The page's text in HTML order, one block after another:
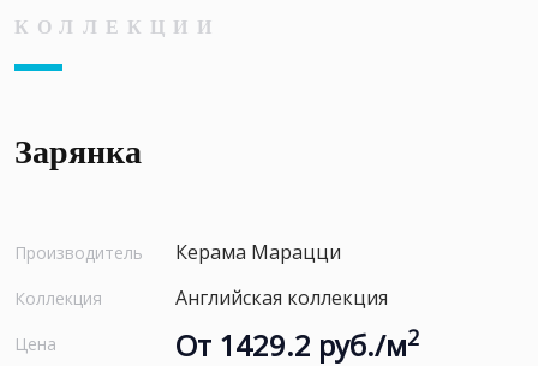
КОЛЛЕКЦИИ
Зарянка
Производитель Керама Марацци
Коллекция Английская коллекция
Цена От 1429.2 руб./м2